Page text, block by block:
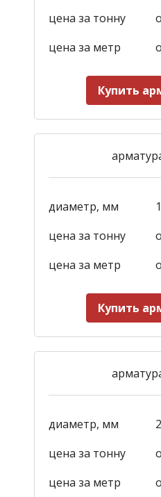
цена за тонну
цена за метр
Купить
диаметр, мм
цена за тонну
цена за метр
Купить
диаметр, мм
цена за тонну
цена за метр